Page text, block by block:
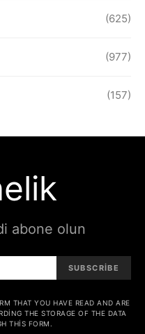
(625)
(977)
(157)
abone olun
SUBSCRIBE
THAT YOU HAVE READ AND ARE
THE STORAGE OF THE DATA
THIS FORM.